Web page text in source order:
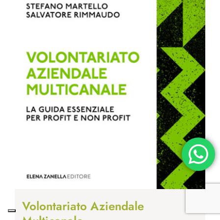
Volontariato Aziendale